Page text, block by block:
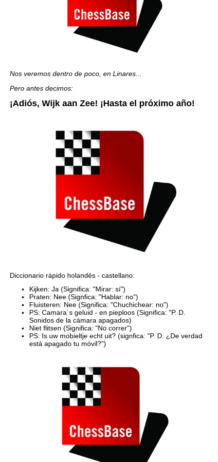
Nos veremos dentro de poco, en Linares...
Pero antes decimos:
¡Adiós, Wijk aan Zee! ¡Hasta el próximo año!
Diccionario rápido holandés - castellano:
Kijken: Ja (Significa: "Mirar: sí")
Praten: Nee (Signfica: "Hablar: no")
Fluisteren: Nee (Significa: "Chuchichear: no")
PS: Camara´s geluid - en pieploos (Significa: "P. D.
Sonidos de la cámara apagados)
Niet flitsen (Significa: "No correr")
PS: Is uw mobieltje echt uit? (signfica: "P. D. ¿De verdad
está apagado tu móvil?")